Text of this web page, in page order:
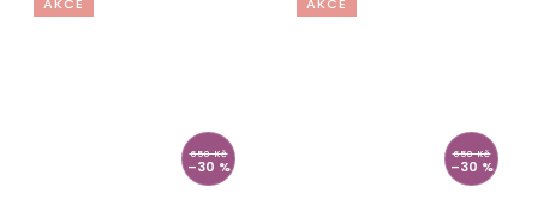
650 Kč
–30 %
650 Kč
–30 %